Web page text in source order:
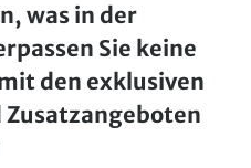
was in der
Sie keine
den exklusiven
Zusatzangeboten